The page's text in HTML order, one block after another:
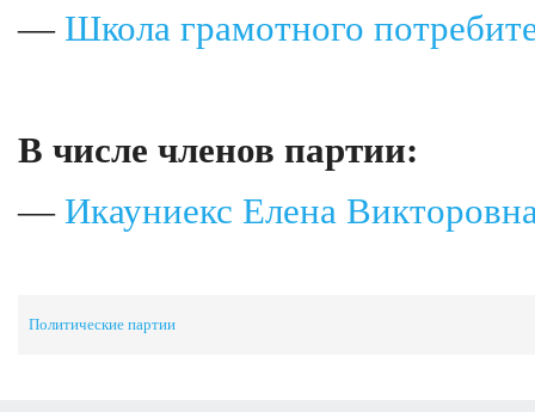
— Школа грамотного
В числе членов партии:
— Икауниекс Елена
Политические партии